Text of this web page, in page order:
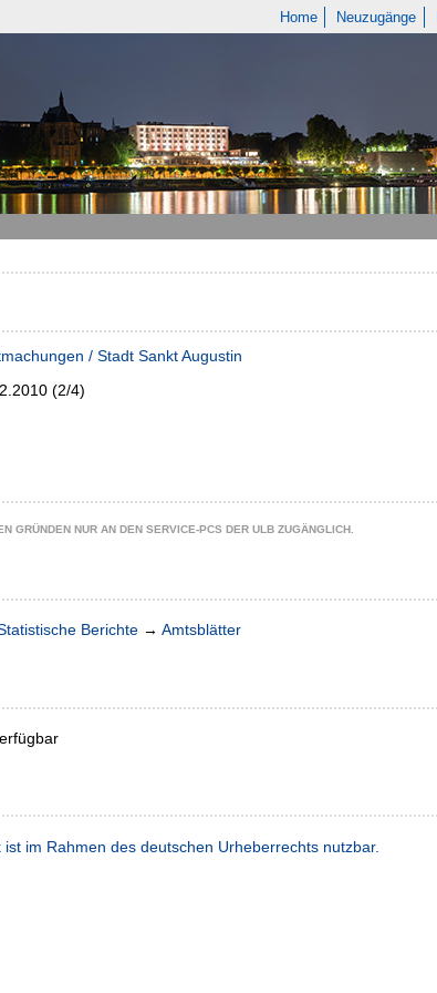
Home Neuzugänge
/ Stadt Sankt Augustin
(2/4)
GRÜNDEN NUR AN DEN SERVICE-PCS DER ULB ZUGÄNGLICH.
Berichte → Amtsblätter
ist im Rahmen des deutschen Urheberrechts nutzbar.